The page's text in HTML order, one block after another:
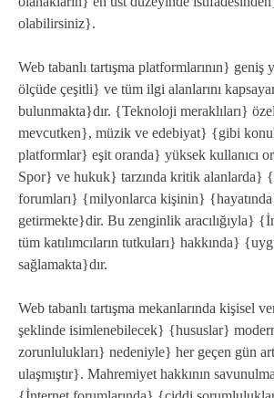
olabilirsiniz}.
Web tabanlı tartışma platformlarının} geniş
ölçüde çeşitli} ve tüm ilgi alanlarını
bulunmakta}dır. {Teknoloji meraklıları}
mevcutken}, müzik ve edebiyat} {gibi
platformlar} eşit oranda} yüksek kullanıcı
Spor} ve hukuk} tarzında kritik alanlarda}
forumları} {milyonlarca kişinin}
getirmekte}dir. Bu zenginlik aracılığıyla}
tüm katılımcıların tutkuları} hakkında}
sağlamakta}dır.
Web tabanlı tartışma mekanlarında kişisel
şeklinde isimlenebilecek} {hususlar}
zorunlulukları} nedeniyle} her geçen gün
ulaşmıştır}. Mahremiyet hakkının